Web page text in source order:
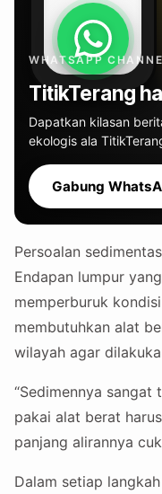
WHATSAPP
TitikTerang
Dapatkan kilasan
ekologis ala
Gabung
Persoalan
Endapan lumpur
memperburuk
membutuhkan alat
wilayah agar
“Sedimennya sangat
pakai alat berat
panjang alirannya
Dalam setiap